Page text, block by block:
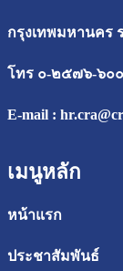
กรุงเทพมหานคร
โทร ๐-๒๕๗๖-๖
E-mail :
เมนูหลัก
หน้าแรก
ประชาสัมพันธ์